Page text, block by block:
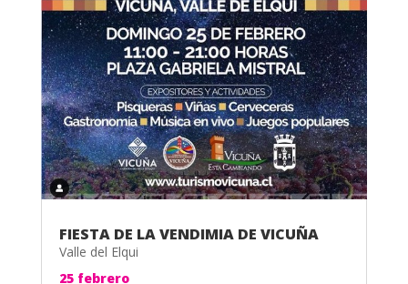
FIESTA DE LA VENDIMIA DE VICUÑA
Valle del Elqui
25 febrero